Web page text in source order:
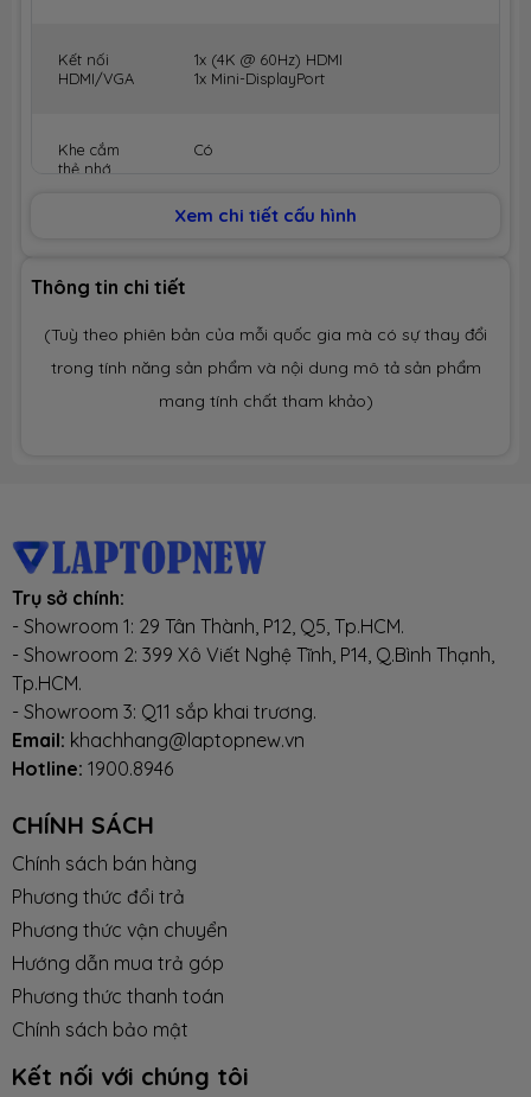
Kết nối
HDMI/VGA
1x (4K @ 60Hz) HDMI
1x Mini-DisplayPort
Khe cắm
thẻ nhớ
Có
Chuẩn WIFI
Intel Wireless-AC 9260 vPro (2*2 a/c) +
Màu sắc Đen
Xem chi tiết cấu hình
Thông tin chi tiết
(Tuỳ theo phiên bản của mỗi quốc gia mà có sự thay đổi
trong tính năng sản phẩm và nội dung mô tả sản phẩm
mang tính chất tham khảo)
Trụ sở chính:
- Showroom 1: 29 Tân Thành, P12, Q5, Tp.HCM.
- Showroom 2: 399 Xô Viết Nghệ Tĩnh, P14, Q.Bình Thạnh,
Tp.HCM.
- Showroom 3: Q11 sắp khai trương.
Email: khachhang@laptopnew.vn
Hotline: 1900.8946
CHÍNH SÁCH
Chính sách bán hàng
Phương thức đổi trả
Phương thức vận chuyển
Hướng dẫn mua trả góp
Phương thức thanh toán
Chính sách bảo mật
Kết nối với chúng tôi